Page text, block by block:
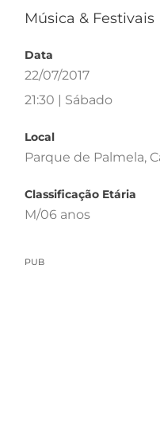
Música & Festivais
Data
22/07/2017
21:30 | Sábado
Local
Parque de Palmela,
Classificação Etária
M/06 anos
PUB